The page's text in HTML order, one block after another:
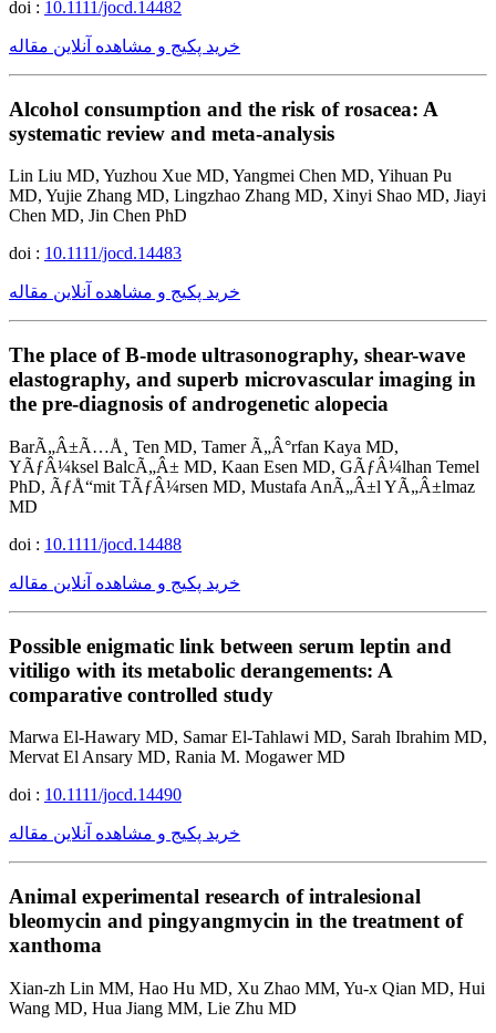
doi : 10.1111/jocd.14482
خرید پکیج و مشاهده آنلاین مقاله
Alcohol consumption and the risk of rosacea: A
systematic review and meta-analysis
Lin Liu MD, Yuzhou Xue MD, Yangmei Chen MD, Yihuan Pu
MD, Yujie Zhang MD, Lingzhao Zhang MD, Xinyi Shao MD, Jiayi
Chen MD, Jin Chen PhD
doi : 10.1111/jocd.14483
خرید پکیج و مشاهده آنلاین مقاله
The place of B-mode ultrasonography, shear-wave
elastography, and superb microvascular imaging in
the pre-diagnosis of androgenetic alopecia
BarÃ„Â±Ã…Å¸ Ten MD, Tamer Ã„Â°rfan Kaya MD,
YÃƒÂ¼ksel BalcÃ„Â± MD, Kaan Esen MD, GÃƒÂ¼lhan Temel
PhD, ÃƒÅ“mit TÃƒÂ¼rsen MD, Mustafa AnÃ„Â±l YÃ„Â±lmaz
MD
doi : 10.1111/jocd.14488
خرید پکیج و مشاهده آنلاین مقاله
Possible enigmatic link between serum leptin and
vitiligo with its metabolic derangements: A
comparative controlled study
Marwa El-Hawary MD, Samar El-Tahlawi MD, Sarah Ibrahim MD,
Mervat El Ansary MD, Rania M. Mogawer MD
doi : 10.1111/jocd.14490
خرید پکیج و مشاهده آنلاین مقاله
Animal experimental research of intralesional
bleomycin and pingyangmycin in the treatment of
xanthoma
Xian-zh Lin MM, Hao Hu MD, Xu Zhao MM, Yu-x Qian MD, Hui
Wang MD, Hua Jiang MM, Lie Zhu MD